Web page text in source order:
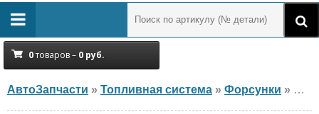
0товаров – 0 руб.
АвтоЗапчасти » Топливная система » Форсунки »